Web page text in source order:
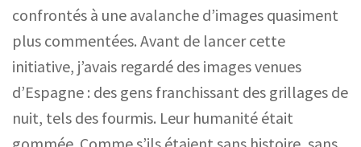
confrontés à une avalanche d’images quasiment
plus commentées. Avant de lancer cette
initiative, j’avais regardé des images venues
d’Espagne : des gens franchissant des grillages de
nuit, tels des fourmis. Leur humanité était